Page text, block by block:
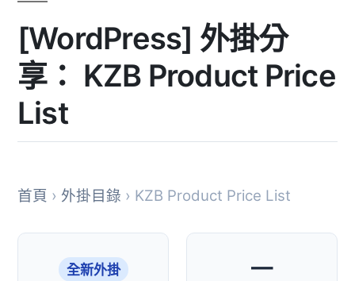
[WordPress] 外掛分
享： KZB Product Price
List
首頁 › 外掛目錄 › KZB Product Price List
全新外掛
—